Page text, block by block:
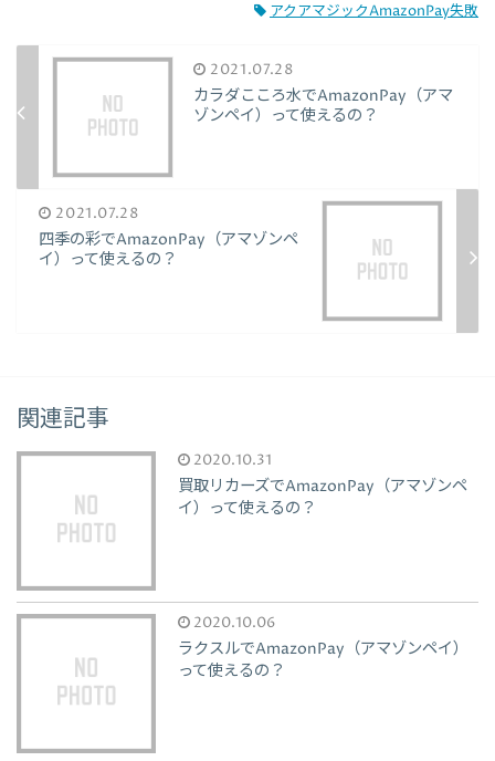
アクアマジックAmazonPay失敗
2021.07.28
カラダこころ水でAmazonPay（アマ
ゾンペイ）って使えるの？
2021.07.28
四季の彩でAmazonPay（アマゾンペ
イ）って使えるの？
関連記事
2020.10.31
買取リカーズでAmazonPay（アマゾンペ
イ）って使えるの？
2020.10.06
ラクスルでAmazonPay（アマゾンペイ）
って使えるの？